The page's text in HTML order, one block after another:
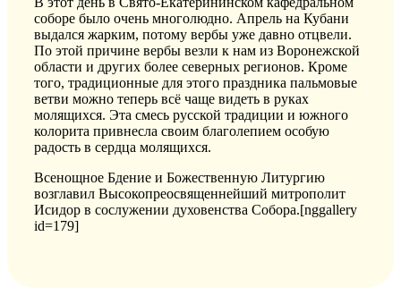
соборе было очень многолюдно. Апрель на Кубани
выдался жарким, потому вербы уже давно отцвели.
По этой причине вербы везли к нам из Воронежской
области и других более северных регионов. Кроме
того, традиционные для этого праздника пальмовые
ветви можно теперь всё чаще видеть в руках
молящихся. Эта смесь русской традиции и южного
колорита привнесла своим благолепием особую
радость в сердца молящихся.
Всенощное Бдение и Божественную Литургию
возглавил Высокопреосвященнейший митрополит
Исидор в сослужении духовенства Собора.[nggallery
id=179]